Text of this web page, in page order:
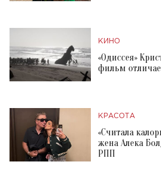
КИНО
«Одиссея»
фильм
КРАСОТА
«Считала
жена Алека
РПП